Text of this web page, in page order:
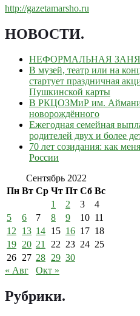
http://gazetamarsho.ru
НОВОСТИ.
НЕФОРМАЛЬНАЯ
В музей, театр или на
стартует праздничная
Пушкинской карты
В РКЦОЗМиР им. Аймани
новорождённого
Ежегодная семейная
родителей двух и более
70 лет созидания: как
России
Сентябрь 2022
Пн Вт Ср Чт Пт Сб Вс
1
2 3
4
5
6 7 8 9 10 11
12 13 14 15 16 17 18
19 20 21 22 23 24 25
26 27 28 29 30
« Авг
Окт »
Рубрики.